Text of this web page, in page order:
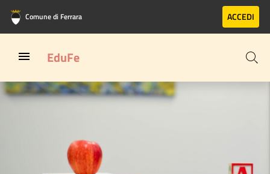
Vai al contenuto principale
Vai al footer
Comune di Ferrara ACCEDI
EduFe